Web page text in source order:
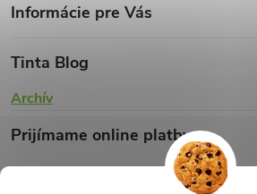
s
u
Informácie pre Vás
Tinta Blog
Archív
Prijímame online platby